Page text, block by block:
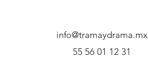
info@tramaydrama.mx
55 56 01 12 31